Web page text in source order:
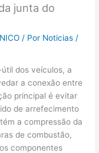
junta do
/ Por Noticias /
dos veículos, a
a conexão entre
principal é evitar
de arrefecimento
a compressão da
de combustão,
componentes